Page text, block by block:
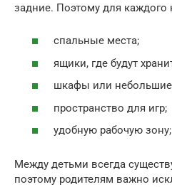
задние. Поэтому для каждого
спальные места;
ящики, где будут
шкафы или
пространство для игр;
удобную рабочую зону;
Между детьми всегда
поэтому родителям важно